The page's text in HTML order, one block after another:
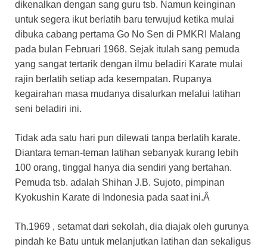
dikenalkan dengan sang guru tsb. Namun keinginan
untuk segera ikut berlatih baru terwujud ketika mulai
dibuka cabang pertama Go No Sen di PMKRI Malang
pada bulan Februari 1968. Sejak itulah sang pemuda
yang sangat tertarik dengan ilmu beladiri Karate mulai
rajin berlatih setiap ada kesempatan. Rupanya
kegairahan masa mudanya disalurkan melalui latihan
seni beladiri ini.
Tidak ada satu hari pun dilewati tanpa berlatih karate.
Diantara teman-teman latihan sebanyak kurang lebih
100 orang, tinggal hanya dia sendiri yang bertahan.
Pemuda tsb. adalah Shihan J.B. Sujoto, pimpinan
Kyokushin Karate di Indonesia pada saat ini.Â
Th.1969 , setamat dari sekolah, dia diajak oleh gurunya
pindah ke Batu untuk melanjutkan latihan dan sekaligus